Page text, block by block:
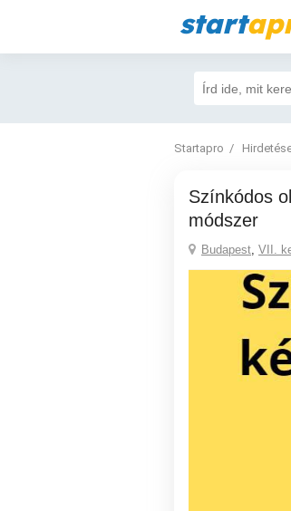
start
Startapro
Színkódos olvasási készséget fejlesztő
módszer
Budapest, VII.